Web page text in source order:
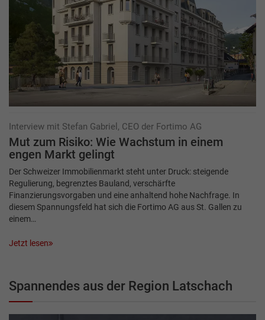
Interview mit Stefan Gabriel, CEO der Fortimo AG
Mut zum Risiko: Wie Wachstum in einem
engen Markt gelingt
Der Schweizer Immobilienmarkt steht unter Druck: steigende
Regulierung, begrenztes Bauland, verschärfte
Finanzierungsvorgaben und eine anhaltend hohe Nachfrage. In
diesem Spannungsfeld hat sich die Fortimo AG aus St. Gallen zu
einem…
Jetzt lesen
Spannendes aus der Region Latschach